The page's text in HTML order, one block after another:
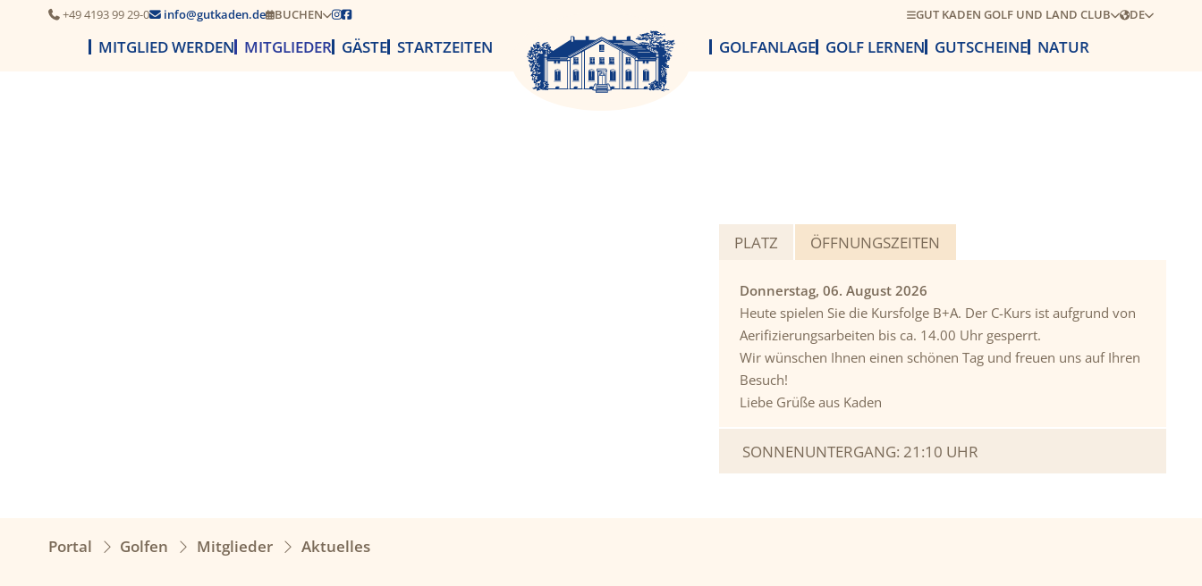
+49 4193 99 29-0info@gutkaden.de BUCHEN  GUT KADEN GOLF UND LAND CLUB DE
MITGLIED WERDEN MITGLIEDER GÄSTE STARTZEITEN GOLFANLAGE GOLF LERNEN GUTSCHEINE NATUR
PLATZ ÖFFNUNGSZEITEN
Donnerstag, 06. August 2026
Heute spielen Sie die Kursfolge B+A. Der C-Kurs ist aufgrund von
Aerifizierungsarbeiten bis ca. 14.00 Uhr gesperrt.
Wir wünschen Ihnen einen schönen Tag und freuen uns auf Ihren
Besuch!
Liebe Grüße aus Kaden
SONNENUNTERGANG: 21:10 UHR
Portal Golfen Mitglieder Aktuelles